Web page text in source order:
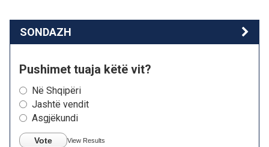
SONDAZH
Pushimet tuaja këtë vit?
Në Shqipëri
Jashtë vendit
Asgjëkundi
Vote View Results